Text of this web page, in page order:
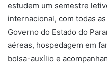
estudem um semestre
internacional, com todas
Governo do Estado do
aéreas, hospedagem em
bolsa-auxílio e